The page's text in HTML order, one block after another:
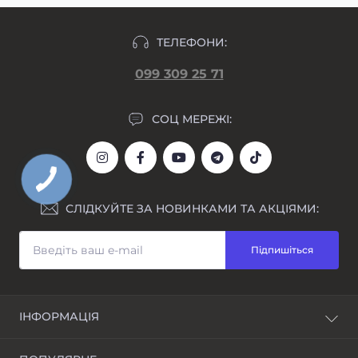
ТЕЛЕФОНИ:
099 309 25 71
СОЦ МЕРЕЖІ:
СЛІДКУЙТЕ ЗА НОВИНКАМИ ТА АКЦІЯМИ:
Підпишіться
ІНФОРМАЦІЯ